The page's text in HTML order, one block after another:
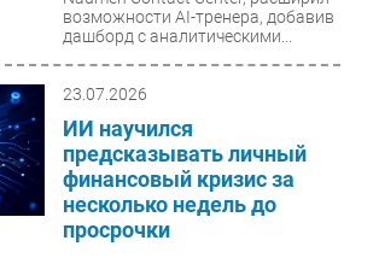
возможности AI-тренера, добавив
дашборд с аналитическими...
23.07.2026
ИИ научился
предсказывать личный
финансовый кризис за
несколько недель до
просрочки